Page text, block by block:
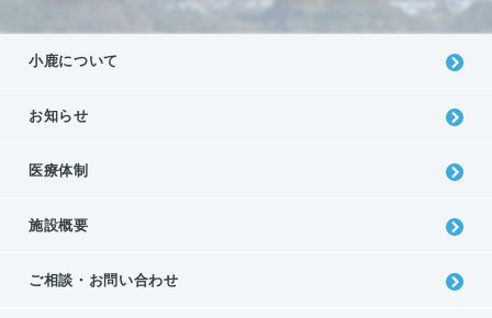
⼩⿅について
お知らせ
医療体制
施設概要
ご相談・お問い合わせ